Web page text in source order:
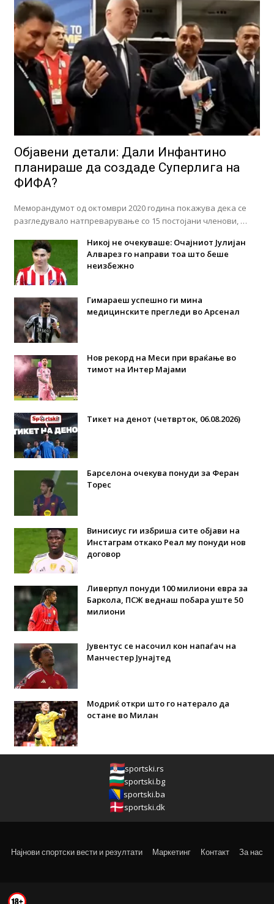
Објавени детали: Дали Инфантино
планираше да создаде Суперлига на
ФИФА?
Меморандумот од октомври 2020 година покажува дека се
разгледувало натпреварување со 15 постојани членови, …
Никој не очекуваше: Очајниот Јулијан
Алварез го направи тоа што беше
неизбежно
Гимараеш успешно ги мина
медицинските прегледи во Арсенал
Нов рекорд на Меси при враќање во
тимот на Интер Мајами
Тикет на денот (четврток, 06.08.2026)
Барселона очекува понуди за Феран
Торес
Винисиус ги избриша сите објави на
Инстаграм откако Реал му понуди нов
договор
Ливерпул понуди 100 милиони евра за
Баркола, ПСЖ веднаш побара уште 50
милиони
Јувентус се насочил кон напаѓач на
Манчестер Јунајтед
Модриќ откри што го натерало да
остане во Милан
sportski.rs
sportski.bg
sportski.ba
sportski.dk
Најнови спортски вести и резултати Маркетинг Контакт За нас